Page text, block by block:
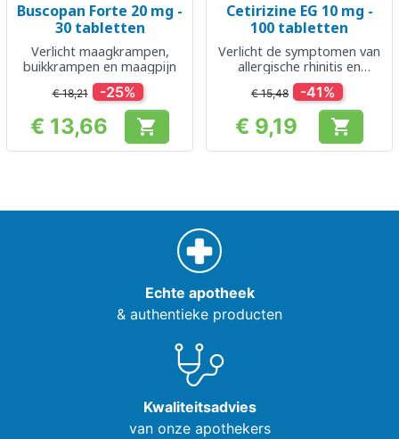
Buscopan Forte 20 mg -
30 tabletten
Verlicht maagkrampen,
buikkrampen en maagpijn
€ 18,21 -25%
Prijs
€ 13,66 
Cetirizine EG 10 mg -
100 tabletten
Verlicht de symptomen van
allergische rhinitis en
urticaria
€ 15,48 -41%
Prijs
€ 9,19 
Echte apotheek
& authentieke producten
Kwaliteitsadvies
van onze apothekers